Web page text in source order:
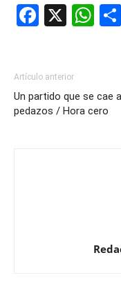
X
Artículo anterior
Un partido que se cae a
pedazos / Hora cero